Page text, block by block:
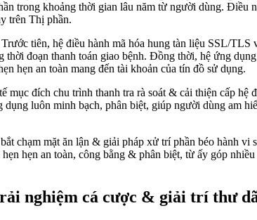
trong khoảng thời gian lâu năm từ người dùng. Điều
trên Thị phần.
tiên, hệ điều hành mã hóa hung tàn liệu SSL/TLS
đoạn thanh toán giao bệnh. Đồng thời, hệ ứng
hẹn an toàn mang đến tài khoản của tín đồ sử dụng.
đích chu trình thanh tra rà soát & cải thiện cấp hệ
luôn minh bạch, phân biệt, giúp người dùng am
chạm mặt ăn lận & giải pháp xử trí phần béo hành vi
hẹn an toàn, công bằng & phân biệt, từ ấy góp
nghiệm cá cược & giải trí thư